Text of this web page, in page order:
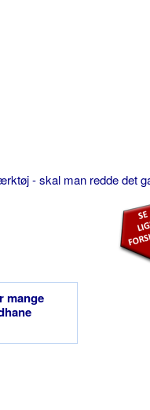
- skal man redde det
mange